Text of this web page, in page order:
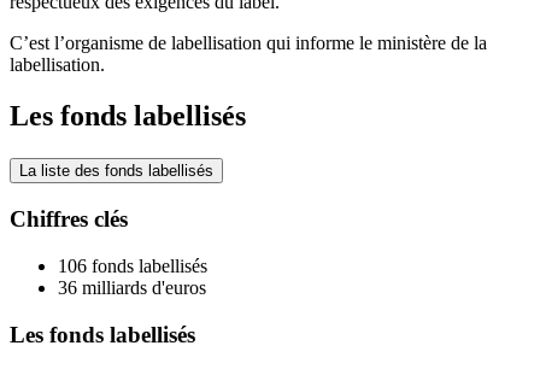
C’est l’organisme de labellisation qui informe le ministère de la
labellisation.
Les fonds labellisés
La liste des fonds labellisés
Chiffres clés
106 fonds labellisés
36 milliards d'euros
Les fonds labellisés